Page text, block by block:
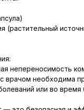
(растительный
непереносимость
врачом необходима
или во